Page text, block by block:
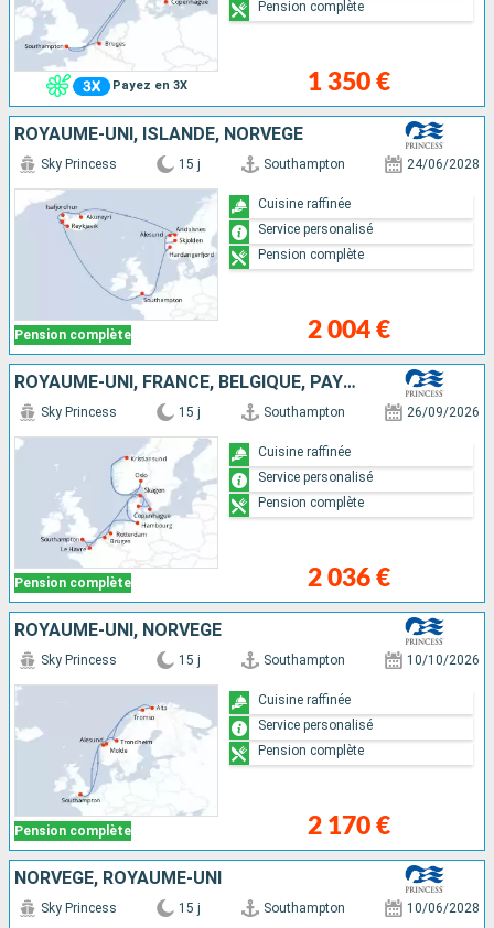
Payez en 3X 1 350 €
Pension complète
ROYAUME-UNI, ISLANDE, NORVÈGE
Pension complète
Sky Princess 15 j Southampton 24/06/2028
2 004 €
Cuisine raffinée
Service personalisé
Pension complète
ROYAUME-UNI, FRANCE, BELGIQUE, PAYS-BAS, DANEMARK, NORVÈGE, ALLEMAGNE
Pension complète
Sky Princess 15 j Southampton 26/09/2026
2 036 €
Cuisine raffinée
Service personalisé
Pension complète
ROYAUME-UNI, NORVÈGE
Pension complète
Sky Princess 15 j Southampton 10/10/2026
2 170 €
Cuisine raffinée
Service personalisé
Pension complète
NORVÈGE, ROYAUME-UNI
Sky Princess 15 j Southampton 10/06/2028